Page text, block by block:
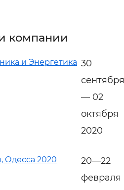
компании
и Энергетика 30
сентября
— 02
октября
2020
Одесса 2020
20—22
февраля